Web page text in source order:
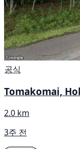
공식
Tomakomai,
2.0 km
3주 전